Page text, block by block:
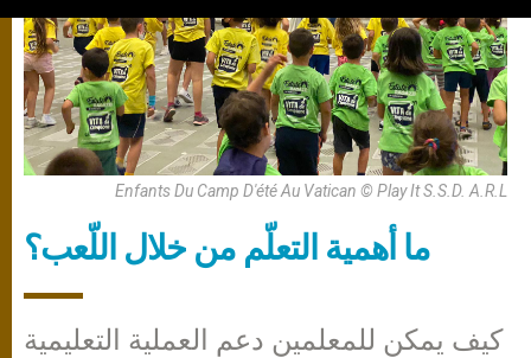
Enfants Du Camp D'été Au Vatican © Play It S.S.D. A.R.L
ما أهمية التعلّم من خلال اللّعب؟
كيف يمكن للمعلمين دعم العملية التعليمية